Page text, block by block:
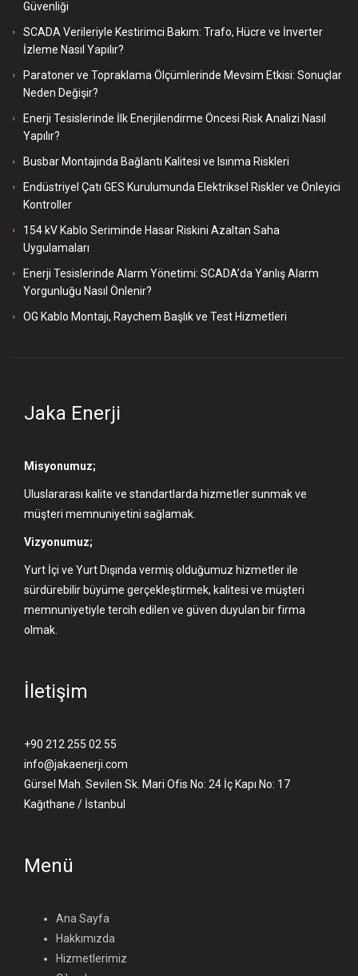
Güvenliği
SCADA Verileriyle Kestirimci Bakım: Trafo, Hücre ve İnverter
İzleme Nasıl Yapılır?
Paratoner ve Topraklama Ölçümlerinde Mevsim Etkisi: Sonuçlar
Neden Değişir?
Enerji Tesislerinde İlk Enerjilendirme Öncesi Risk Analizi Nasıl
Yapılır?
Busbar Montajında Bağlantı Kalitesi ve Isınma Riskleri
Endüstriyel Çatı GES Kurulumunda Elektriksel Riskler ve Önleyici
Kontroller
154 kV Kablo Seriminde Hasar Riskini Azaltan Saha
Uygulamaları
Enerji Tesislerinde Alarm Yönetimi: SCADA’da Yanlış Alarm
Yorgunluğu Nasıl Önlenir?
OG Kablo Montajı, Raychem Başlık ve Test Hizmetleri
Jaka Enerji
Misyonumuz;
Uluslararası kalite ve standartlarda hizmetler sunmak ve
müşteri memnuniyetini sağlamak.
Vizyonumuz;
Yurt İçi ve Yurt Dışında vermiş olduğumuz hizmetler ile
sürdürebilir büyüme gerçekleştirmek, kalitesi ve müşteri
memnuniyetiyle tercih edilen ve güven duyulan bir firma
olmak.
İletişim
+90 212 255 02 55
info@jakaenerji.com
Gürsel Mah. Sevilen Sk. Mari Ofis No: 24 İç Kapı No: 17
Kağıthane / İstanbul
Menü
Ana Sayfa
Hakkımızda
Hizmetlerimiz